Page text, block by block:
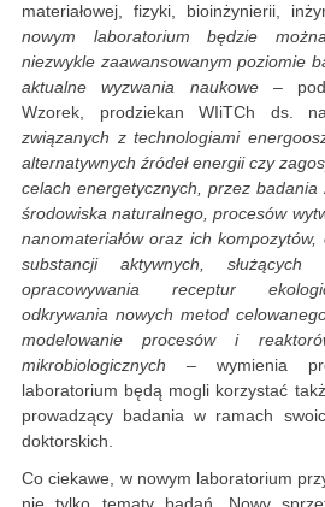
materiałowej, fizyki, bioinżynierii,
nowym laboratorium będzie
niezwykle zaawansowanym poziomie
aktualne wyzwania naukowe–
Wzorek, prodziekan WIiTCh ds.
związanych z technologiami
alternatywnych źródeł energii czy
celach energetycznych, przez
środowiska naturalnego, procesów
nanomateriałów oraz ich
substancji aktywnych,
opracowywania receptur
odkrywania nowych metod
modelowanie procesów i
mikrobiologicznych – wymienia
laboratorium będą mogli korzystać
prowadzący badania w ramach
doktorskich.
Co ciekawe, w nowym laboratorium